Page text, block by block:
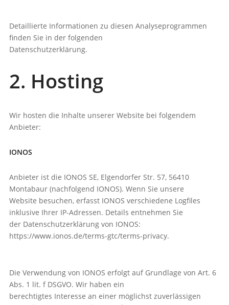
Detaillierte Informationen zu diesen Analyseprogrammen
finden Sie in der folgenden
Datenschutzerklärung.
2. Hosting
Wir hosten die Inhalte unserer Website bei folgendem
Anbieter:
IONOS
Anbieter ist die IONOS SE, Elgendorfer Str. 57, 56410
Montabaur (nachfolgend IONOS). Wenn Sie unsere
Website besuchen, erfasst IONOS verschiedene Logfiles
inklusive Ihrer IP-Adressen. Details entnehmen Sie
der Datenschutzerklärung von IONOS:
https://www.ionos.de/terms-gtc/terms-privacy.
Die Verwendung von IONOS erfolgt auf Grundlage von Art. 6
Abs. 1 lit. f DSGVO. Wir haben ein
berechtigtes Interesse an einer möglichst zuverlässigen